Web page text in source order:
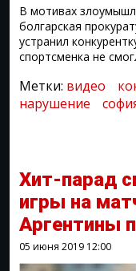
В мотивах
болгарская
устранил
спортсменка не
Метки: видео
нарушение
Хит-парад
игры на
Аргентины
05 июня 2019 12:00